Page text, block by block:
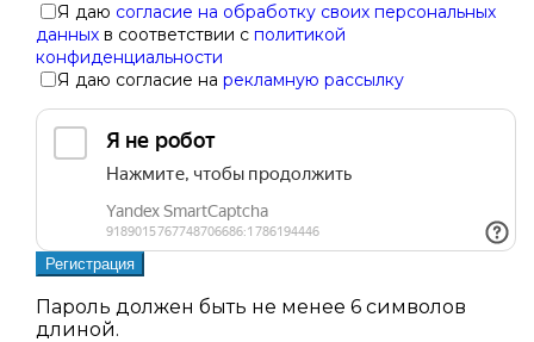
Я даю согласие на обработку своих персональных
данных в соответствии сполитикой
конфиденциальности
Я даю согласие нарекламную рассылку
Пароль должен быть не менее 6 символов
длиной.